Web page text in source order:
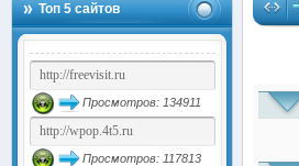
Топ 5 сайтов
Просмотров: 134911
Просмотров: 117813